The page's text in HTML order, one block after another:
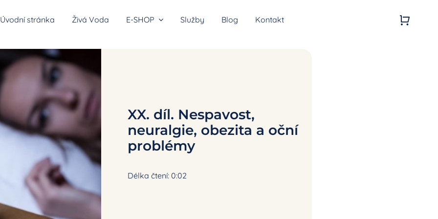
Úvodní stránka Živá Voda E-SHOP
vodíkové vody
Služby Blog Kontakt
XX. díl. Nespavost,
neuralgie, obezita a oční
problémy
Délka čtení: 0:02